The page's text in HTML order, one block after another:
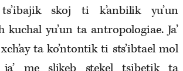
skoj ti k’anbilik yu’un
kuchal yu’un ta antropologiae. Ja’
ta ko’ntontik ti sts’ibtael mol